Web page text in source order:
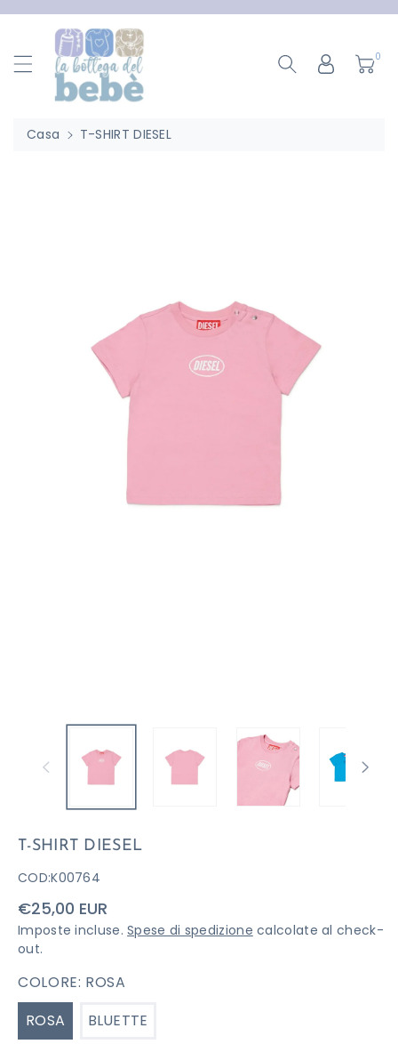
0
Casa
T-SHIRT DIESEL
T-SHIRT DIESEL
COD:K00764
Prezzo
di
listino
€25,00 EUR
Imposte incluse.Spese di spedizione calcolate al check-
out.
COLORE: ROSA
ROSA
BLUETTE